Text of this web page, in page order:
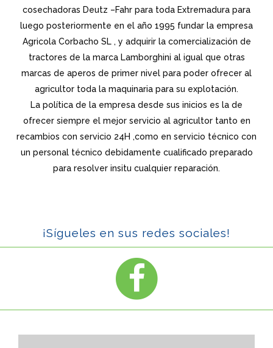
cosechadoras Deutz –Fahr para toda Extremadura para
luego posteriormente en el año 1995 fundar la empresa
Agricola Corbacho SL , y adquirir la comercialización de
tractores de la marca Lamborghini al igual que otras
marcas de aperos de primer nivel para poder ofrecer al
agricultor toda la maquinaria para su explotación.
La política de la empresa desde sus inicios es la de
ofrecer siempre el mejor servicio al agricultor tanto en
recambios con servicio 24H ,como en servicio técnico con
un personal técnico debidamente cualificado preparado
para resolver insitu cualquier reparación.
¡Sígueles en sus redes sociales!